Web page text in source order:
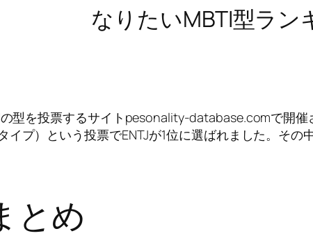
なりたいMBTI型ラン
型を投票するサイトpesonality-database.comで開
イプ）という投票でENTJが1位に選ばれました。そ
とめ